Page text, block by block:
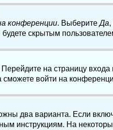
конференции. ВыберитеДа,
скрытым
на страницу
сможете войти на
два варианта. Если
инструкциям. На